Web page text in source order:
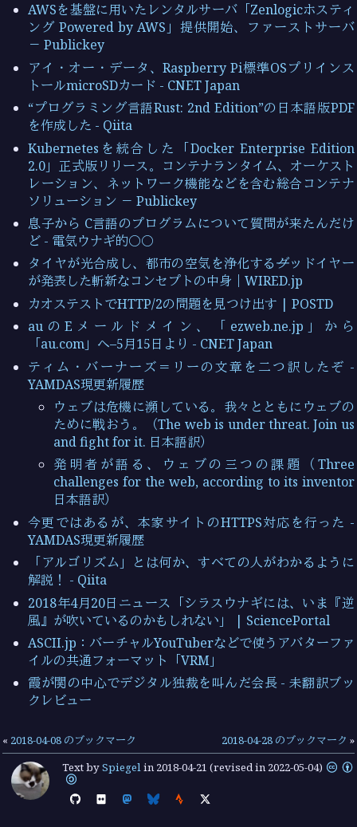
AWSを基盤に用いたレンタルサーバ「Zenlogicホスティ
ング Powered by AWS」提供開始、ファーストサーバ
－ Publickey
アイ・オー・データ、Raspberry Pi標準OSプリインス
トールmicroSDカード - CNET Japan
“プログラミング言語Rust: 2nd Edition”の日本語版PDF
を作成した - Qiita
Kubernetesを統合した「Docker Enterprise Edition
2.0」正式版リリース。コンテナランタイム、オーケスト
レーション、ネットワーク機能などを含む総合コンテナ
ソリューション － Publickey
息子から C言語のプログラムについて質問が来たんだけ
ど - 電気ウナギ的○○
タイヤが光合成し、都市の空気を浄化する──グッドイヤー
が発表した斬新なコンセプトの中身｜WIRED.jp
カオステストでHTTP/2の問題を見つけ出す | POSTD
auのEメールドメイン、「ezweb.ne.jp」から
「au.com」へ–5月15日より - CNET Japan
ティム・バーナーズ＝リーの文章を二つ訳したぞ -
YAMDAS現更新履歴
ウェブは危機に瀕している。我々とともにウェブの
ために戦おう。（The web is under threat. Join us
and fight for it. 日本語訳）
発明者が語る、ウェブの三つの課題（Three
challenges for the web, according to its inventor
日本語訳）
今更ではあるが、本家サイトのHTTPS対応を行った -
YAMDAS現更新履歴
「アルゴリズム」とは何か、すべての人がわかるように
解説！ - Qiita
2018年4月20日ニュース「シラスウナギには、いま『逆
風』が吹いているのかもしれない」 | SciencePortal
ASCII.jp：バーチャルYouTuberなどで使うアバターファ
イルの共通フォーマット「VRM」
霞が関の中心でデジタル独裁を叫んだ会長 - 未翻訳ブッ
クレビュー
« 2018-04-08 のブックマーク 2018-04-28 のブックマーク »
Text bySpiegelin 2018-04-21 (revised in 2022-05-04)